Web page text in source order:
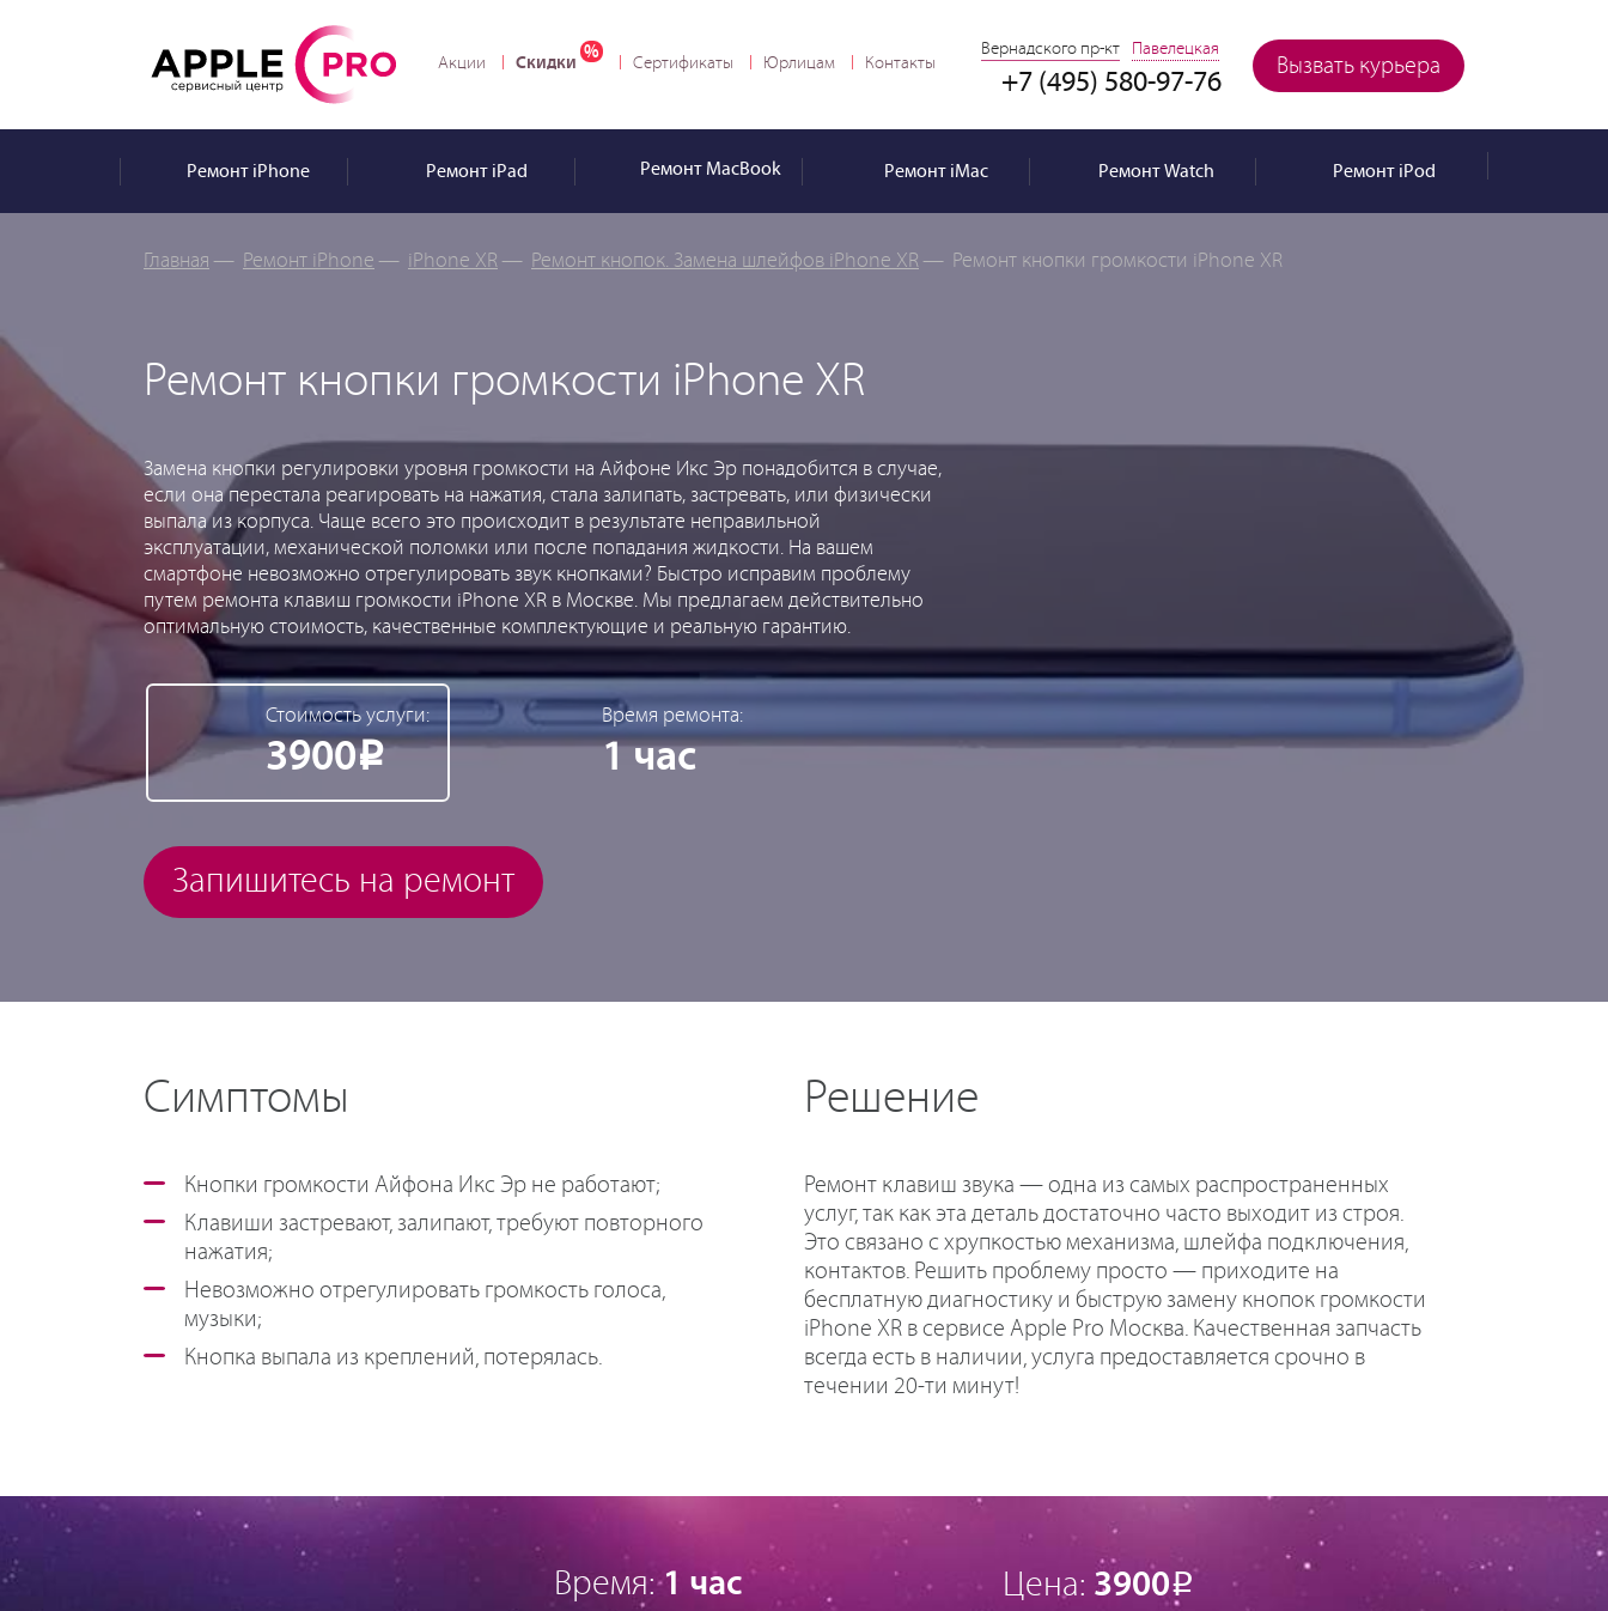
Вызвать курьера
Вернадского пр-кт Павелецкая
+7 (495) 580-97-76
Акции Скидки Сертификаты Юрлицам Контакты
РемонтiPhone РемонтiPad Ремонт MacBook РемонтiMac РемонтWatch РемонтiPod
Главная — Ремонт iPhone — iPhone XR — Ремонт кнопок. Замена шлейфов iPhone XR — Ремонт кнопки громкости iPhone XR
Ремонт кнопки громкости iPhone XR
Замена кнопки регулировки уровня громкости на Айфоне Икс Эр понадобится в случае,
если она перестала реагировать на нажатия, стала залипать, застревать, или физически
выпала из корпуса. Чаще всего это происходит в результате неправильной
эксплуатации, механической поломки или после попадания жидкости. На вашем
смартфоне невозможно отрегулировать звук кнопками? Быстро исправим проблему
путем ремонта клавиш громкости iPhone XR в Москве. Мы предлагаем действительно
оптимальную стоимость, качественные комплектующие и реальную гарантию.
Стоимость услуги:
3900Р
Время ремонта:
1 час
Запишитесь на ремонт
Симптомы
Кнопки громкости Айфона Икс Эр не работают;
Клавиши застревают, залипают, требуют повторного
нажатия;
Невозможно отрегулировать громкость голоса,
музыки;
Кнопка выпала из креплений, потерялась.
Решение
Ремонт клавиш звука — одна из самых распространенных
услуг, так как эта деталь достаточно часто выходит из строя.
Это связано с хрупкостью механизма, шлейфа подключения,
контактов. Решить проблему просто — приходите на
бесплатную диагностику и быструю замену кнопок громкости
iPhone XR в сервисе Apple Pro Москва. Качественная запчасть
всегда есть в наличии, услуга предоставляется срочно в
течении 20-ти минут!
Время:1 час Цена: 3900Р